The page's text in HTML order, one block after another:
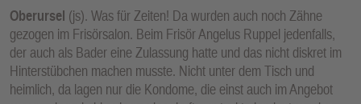
Oberursel (js). Was für Zeiten! Da wurden auch noch Zähne
gezogen im Frisörsalon. Beim Frisör Angelus Ruppel jedenfalls,
der auch als Bader eine Zulassung hatte und das nicht diskret im
Hinterstübchen machen musste. Nicht unter dem Tisch und
heimlich, da lagen nur die Kondome, die einst auch im Angebot